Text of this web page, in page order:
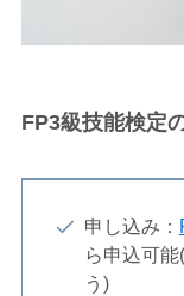
FP3級技能検定
申し込み：
ら申込可
う)